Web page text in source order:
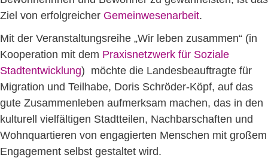
Ziel von erfolgreicher Gemeinwesenarbeit.
Mit der Veranstaltungsreihe „Wir leben zusammen“ (in
Kooperation mit dem Praxisnetzwerk für Soziale
Stadtentwicklung) möchte die Landesbeauftragte für
Migration und Teilhabe, Doris Schröder-Köpf, auf das
gute Zusammenleben aufmerksam machen, das in den
kulturell vielfältigen Stadtteilen, Nachbarschaften und
Wohnquartieren von engagierten Menschen mit großem
Engagement selbst gestaltet wird.